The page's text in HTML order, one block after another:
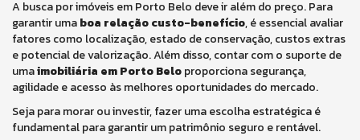
A busca por imóveis em Porto Belo deve ir além do preço. Para
garantir umaboa relação custo-benefício, é essencial avaliar
fatores como localização, estado de conservação, custos extras
e potencial de valorização. Além disso, contar com o suporte de
umaimobiliária em Porto Beloproporciona segurança,
agilidade e acesso às melhores oportunidades do mercado.
Seja para morar ou investir, fazer uma escolha estratégica é
fundamental para garantir um patrimônio seguro e rentável.